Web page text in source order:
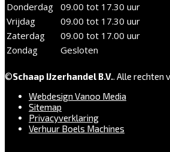
Donderdag 09.00 tot 17.30 uur
Vrijdag
09.00 tot 17.30 uur
Zaterdag
09.00 tot 17.00 uur
Zondag
Gesloten
©Schaap IJzerhandel B.V.. Alle rechten
Webdesign Vanoo Media
Sitemap
Privacyverklaring
Verhuur Boels Machines